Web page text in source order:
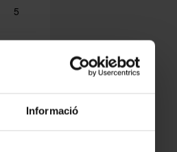
Informació
5
5